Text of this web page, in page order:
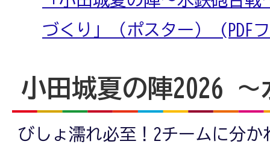
づくり」（ポスター） (PDF
小田城夏の陣2026
びしょ濡れ必至！2チームに分